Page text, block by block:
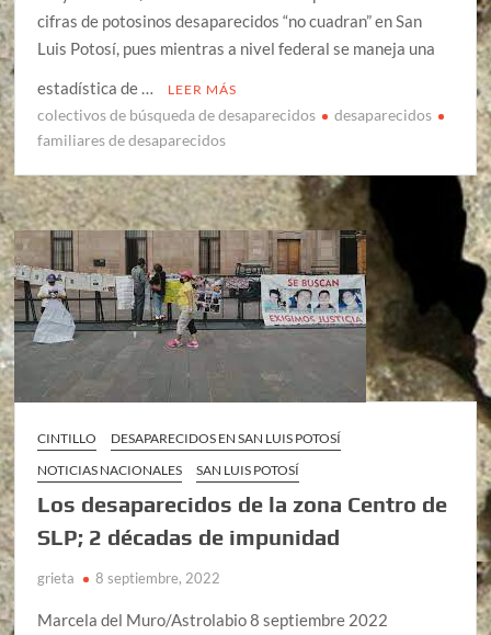
cifras de potosinos desaparecidos “no cuadran” en San
Luis Potosí, pues mientras a nivel federal se maneja una
estadística de …
LEER MÁS
colectivos de búsqueda de desaparecidos
desaparecidos
familiares de desaparecidos
CINTILLO
DESAPARECIDOS EN SAN LUIS POTOSÍ
NOTICIAS NACIONALES
SAN LUIS POTOSÍ
Los desaparecidos de la zona Centro de
SLP; 2 décadas de impunidad
grieta 8 septiembre, 2022
Marcela del Muro/Astrolabio 8 septiembre 2022